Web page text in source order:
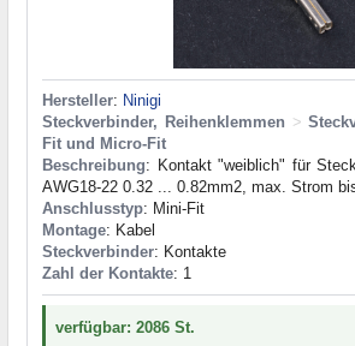
Hersteller: Ninigi
Steckverbinder, Reihenklemmen >
Fit und Micro-Fit
Beschreibung: Kontakt "weiblich" für
AWG18-22 0.32 ... 0.82mm2, max. Strom
Anschlusstyp: Mini-Fit
Montage: Kabel
Steckverbinder: Kontakte
Zahl der Kontakte: 1
verfügbar: 2086 St.